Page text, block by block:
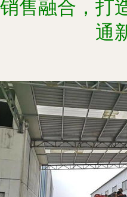
销售融合，打
通